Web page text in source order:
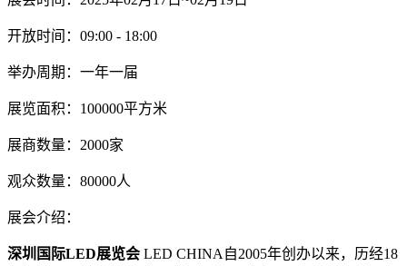
开放时间：09:00 - 18:00
举办周期：一年一届
展览面积：100000平方米
展商数量：2000家
观众数量：80000人
展会介绍：
深圳国际LED展览会 LED CHINA自2005年创办以来，历经18